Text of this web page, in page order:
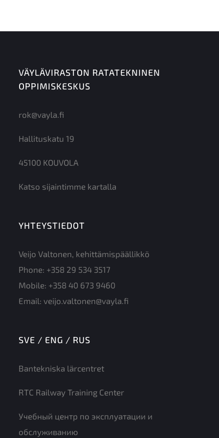
VÄYLÄVIRASTON RATATEKNINEN
OPPIMISKESKUS
rok@vayla.fi
Hallituskatu 19
45100 KOUVOLA
Katso sijaintimme kartalla
YHTEYSTIEDOT
Veijo Valtonen, kehittämispäällikkö
Phone: +358 29 534 3517
Mobile: +358 40 673 9460
Email: veijo.valtonen@vayla.fi
SVE / ENG / RUS
Bantekniska lärcentret
RTC Railway Training Center
Учебный центр по эксплуатации и
обслуживанию